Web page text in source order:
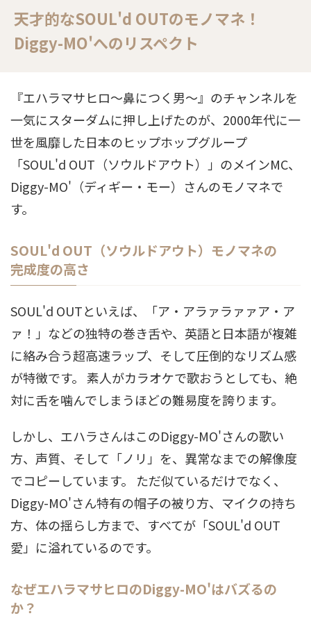
天才的なSOUL'd OUTのモノマネ！
Diggy-MO'へのリスペクト
『エハラマサヒロ〜鼻につく男〜』のチャンネルを
一気にスターダムに押し上げたのが、2000年代に一
世を風靡した日本のヒップホップグループ
「SOUL'd OUT（ソウルドアウト）」のメインMC、
Diggy-MO'（ディギー・モー）さんのモノマネで
す。
SOUL'd OUT（ソウルドアウト）モノマネの
完成度の高さ
SOUL'd OUTといえば、「ア・アラァラァァア・ア
ァ！」などの独特の巻き舌や、英語と日本語が複雑
に絡み合う超高速ラップ、そして圧倒的なリズム感
が特徴です。 素人がカラオケで歌おうとしても、絶
対に舌を噛んでしまうほどの難易度を誇ります。
しかし、エハラさんはこのDiggy-MO'さんの歌い
方、声質、そして「ノリ」を、異常なまでの解像度
でコピーしています。 ただ似ているだけでなく、
Diggy-MO'さん特有の帽子の被り方、マイクの持ち
方、体の揺らし方まで、すべてが「SOUL'd OUT
愛」に溢れているのです。
なぜエハラマサヒロのDiggy-MO'はバズるの
か？